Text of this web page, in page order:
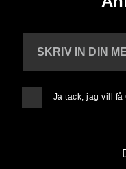
SKRIV IN DIN
Ja tack, jag vill få